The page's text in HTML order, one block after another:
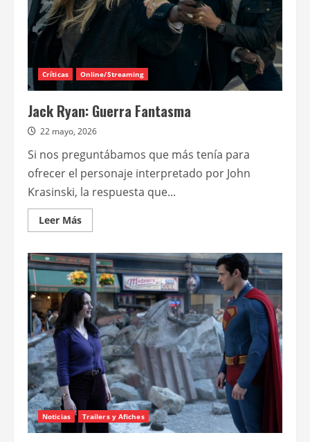
Críticas Online/Streaming
Jack Ryan: Guerra Fantasma
22 mayo, 2026
Si nos preguntábamos que más tenía para
ofrecer el personaje interpretado por John
Krasinski, la respuesta que...
Leer MásLeer
más
Jack
Ryan:
Guerra
Fantasma
Noticias Trailers y Afiches